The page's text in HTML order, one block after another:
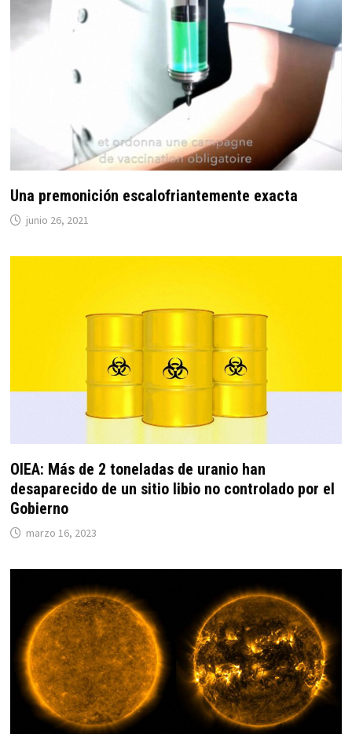
Una premonición escalofriantemente exacta
junio 26, 2021
OIEA: Más de 2 toneladas de uranio han
desaparecido de un sitio libio no controlado por el
Gobierno
marzo 16, 2023